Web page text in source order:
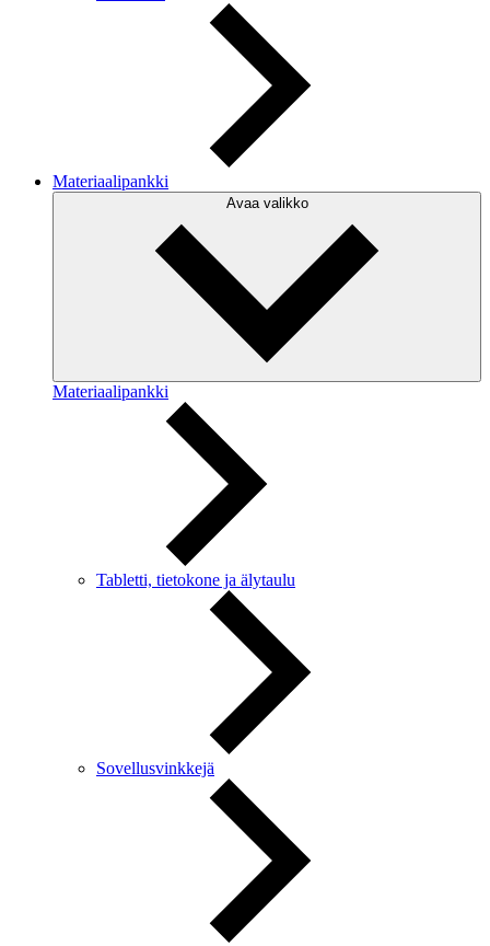
Materiaalipankki
Avaa valikko
Materiaalipankki
Tabletti, tietokone ja älytaulu
Sovellusvinkkejä